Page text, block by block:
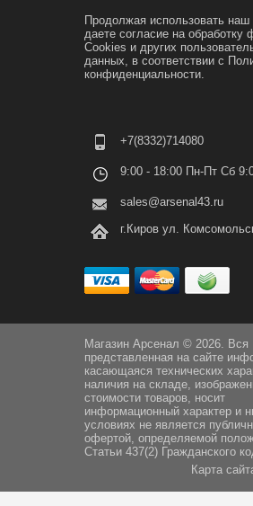
Продолжая использовать наш
даете согласие на обработку
Cookies и других
данных, в соответствии с
конфиденциальности.
+7(8332)714080
9:00 - 18:00 Пн-Пт Сб
sales@arsenal43.ru
г.Киров ул.
Магазин Арсенал © 2026. Вся
представленная на сайте
касающаяся технических
наличия на складе,
стоимости товаров, носит
информационный характер и
условиях не является
офертой, определяемой
Статьи 437(2) Гражданского
Карта